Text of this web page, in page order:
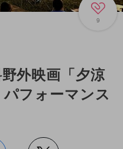
9
外映画「夕涼
フォーマンス